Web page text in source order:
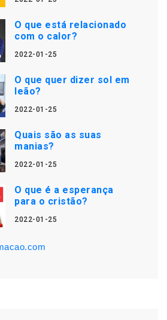
O que está relacionado
com o calor?
2022-01-25
O que quer dizer sol em
leão?
2022-01-25
Quais são as suas
manias?
2022-01-25
O que é a esperança
para o cristão?
2022-01-25